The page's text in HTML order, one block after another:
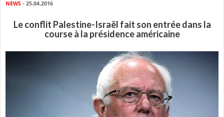
NEWS - 25.04.2016
Le conflit Palestine-Israël fait son entrée dans la
course à la présidence américaine